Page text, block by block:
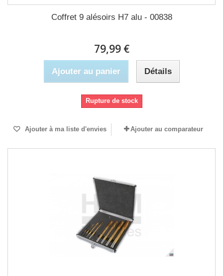
Coffret 9 alésoirs H7 alu - 00838
79,99 €
Ajouter au panier Détails
Rupture de stock
Ajouter à ma liste d'envies Ajouter au comparateur